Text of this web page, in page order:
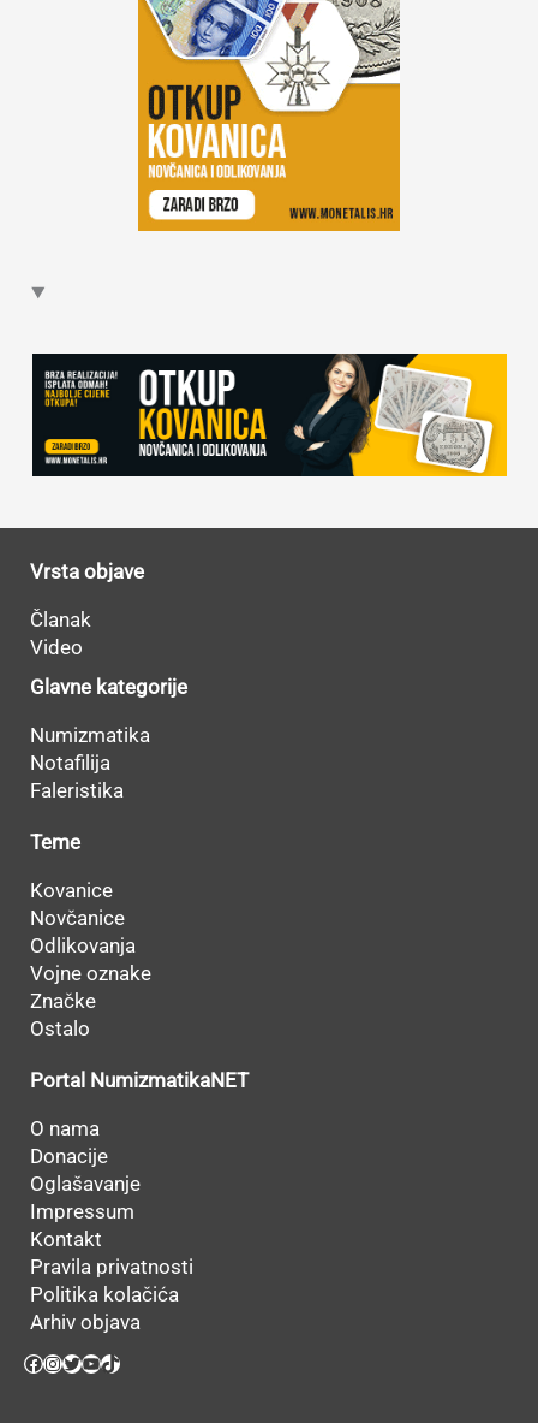
Vrsta objave
Članak
Video
Glavne kategorije
Numizmatika
Notafilija
Faleristika
Teme
Kovanice
Novčanice
Odlikovanja
Vojne oznake
Značke
Ostalo
Portal NumizmatikaNET
O nama
Donacije
Oglašavanje
Impressum
Kontakt
Pravila privatnosti
Politika kolačića
Arhiv objava
Facebook
Instagram
Twitter
YouTube
TikTok